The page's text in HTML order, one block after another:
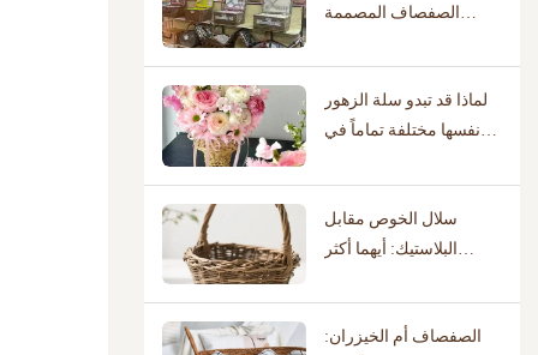
الصفصاف المصممة
مكتبات تصميم مثبتة لدى
المصنعين؟
لماذا قد تبدو سلة الزهور
نفسها مختلفة تماماً في
قاعة حفلات الزفاف؟
سلال الخوص مقابل
البلاستيك: أيهما أكثر
الصفصاف أم الخيزران: